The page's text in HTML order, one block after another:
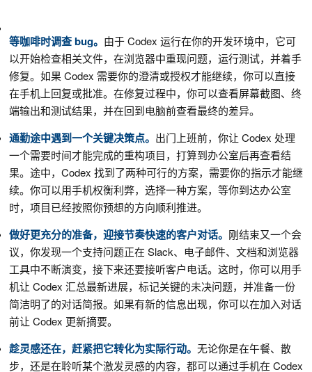
等咖啡时调查 bug。 由于 Codex 运行在你的开发环境中，它可
以开始检查相关文件，在浏览器中重现问题，运行测试，并着手
修复。如果 Codex 需要你的澄清或授权才能继续，你可以直接
在手机上回复或批准。在修复过程中，你可以查看屏幕截图、终
端输出和测试结果，并在回到电脑前查看最终的差异。
通勤途中遇到一个关键决策点。 出门上班前，你让 Codex 处理
一个需要时间才能完成的重构项目，打算到办公室后再查看结
果。途中，Codex 找到了两种可行的方案，需要你的指示才能继
续。你可以用手机权衡利弊，选择一种方案，等你到达办公室
时，项目已经按照你预想的方向顺利推进。
做好更充分的准备，迎接节奏快速的客户对话。 刚结束又一个会
议，你发现一个支持问题正在 Slack、电子邮件、文档和浏览器
工具中不断演变，接下来还要接听客户电话。这时，你可以用手
机让 Codex 汇总最新进展，标记关键的未决问题，并准备一份
简洁明了的对话简报。如果有新的信息出现，你可以在加入对话
前让 Codex 更新摘要。
趁灵感还在，赶紧把它转化为实际行动。 无论你是在午餐、散
步，还是在聆听某个激发灵感的内容，都可以通过手机在 Codex